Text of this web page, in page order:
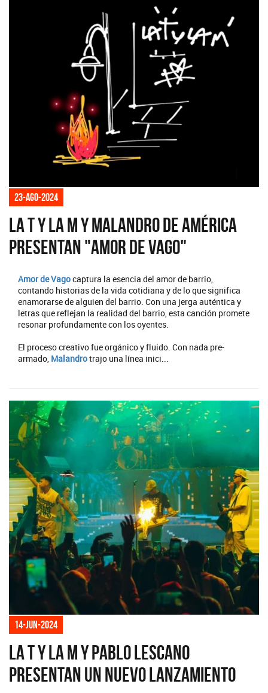
23-ago-2024
La T y La M y Malandro de América
presentan "Amor de vago"
Amor de Vagocaptura la esencia del amor de barrio,
contando historias de la vida cotidiana y de lo que significa
enamorarse de alguien del barrio. Con una jerga auténtica y
letras que reflejan la realidad del barrio, esta canción promete
resonar profundamente con los oyentes.
El proceso creativo fue orgánico y fluido. Con nada pre-
armado, Malandrotrajo una línea inici...
14-jun-2024
La T y La M y Pablo Lescano
presentan un nuevo lanzamiento